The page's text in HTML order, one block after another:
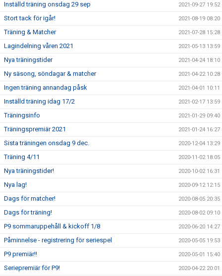
Inställd träning onsdag 29 sep 2021-09-27 19:52
Stort tack för igår! 2021-08-19 08:20
Träning & Matcher 2021-07-28 15:28
Lagindelning våren 2021 2021-05-13 13:59
Nya träningstider 2021-04-24 18:10
Ny säsong, söndagar & matcher 2021-04-22 10:28
Ingen träning annandag påsk 2021-04-01 10:11
Inställd träning idag 17/2 2021-02-17 13:59
Träningsinfo 2021-01-29 09:40
Träningspremiär 2021 2021-01-24 16:27
Sista träningen onsdag 9 dec. 2020-12-04 13:29
Träning 4/11 2020-11-02 18:05
Nya träningstider! 2020-10-02 16:31
Nya lag! 2020-09-12 12:15
Dags för matcher! 2020-08-05 20:35
Dags för träning! 2020-08-02 09:10
P9 sommaruppehåll & kickoff 1/8 2020-06-20 14:27
Påminnelse - registrering för seriespel 2020-05-05 19:53
P9 premiär!! 2020-05-01 15:40
Seriepremiär för P9! 2020-04-22 20:01